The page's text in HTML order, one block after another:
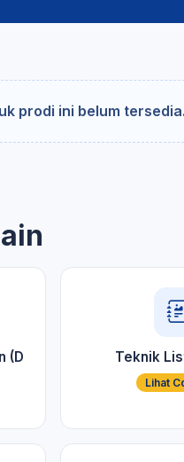
prodi ini belum tersedia.
(D
Teknik
Lihat